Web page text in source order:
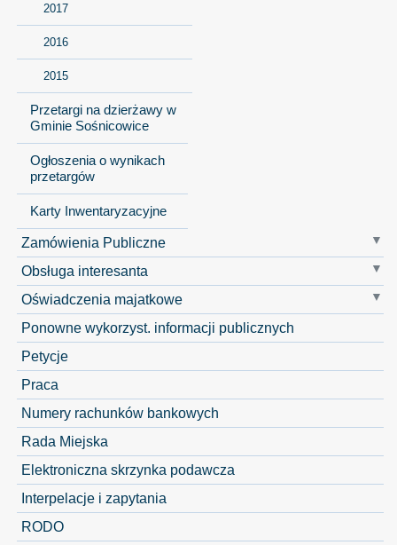
2017
2016
2015
Przetargi na dzierżawy w
Gminie Sośnicowice
Ogłoszenia o wynikach
przetargów
Karty Inwentaryzacyjne
Zamówienia Publiczne
Obsługa interesanta
Oświadczenia majatkowe
Ponowne wykorzyst. informacji publicznych
Petycje
Praca
Numery rachunków bankowych
Rada Miejska
Elektroniczna skrzynka podawcza
Interpelacje i zapytania
RODO